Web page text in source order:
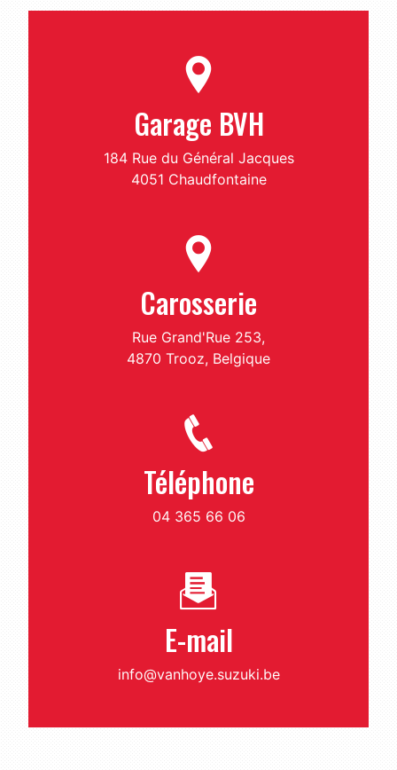
Garage BVH
184 Rue du Général Jacques
4051 Chaudfontaine
Carosserie
Rue Grand'Rue 253,
4870 Trooz, Belgique
Téléphone
04 365 66 06
E-mail
info@vanhoye.suzuki.be